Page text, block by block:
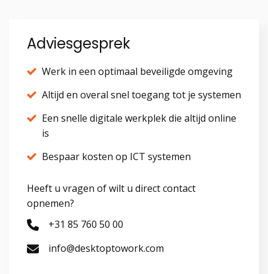
Adviesgesprek
Werk in een optimaal beveiligde omgeving
Altijd en overal snel toegang tot je systemen
Een snelle digitale werkplek die altijd online
is
Bespaar kosten op ICT systemen
Heeft u vragen of wilt u direct contact
opnemen?
+31 85 760 50 00
info@desktoptowork.com